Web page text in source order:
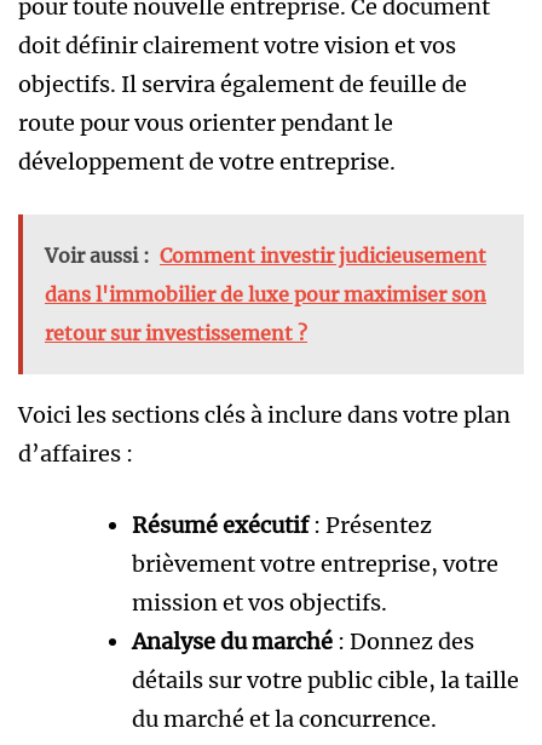
pour toute nouvelle entreprise. Ce document
doit définir clairement votre vision et vos
objectifs. Il servira également de feuille de
route pour vous orienter pendant le
développement de votre entreprise.
Voir aussi : Comment investir judicieusement
dans l'immobilier de luxe pour maximiser son
retour sur investissement ?
Voici les sections clés à inclure dans votre plan
d’affaires :
Résumé exécutif: Présentez
brièvement votre entreprise, votre
mission et vos objectifs.
Analyse du marché : Donnez des
détails sur votre public cible, la taille
du marché et la concurrence.